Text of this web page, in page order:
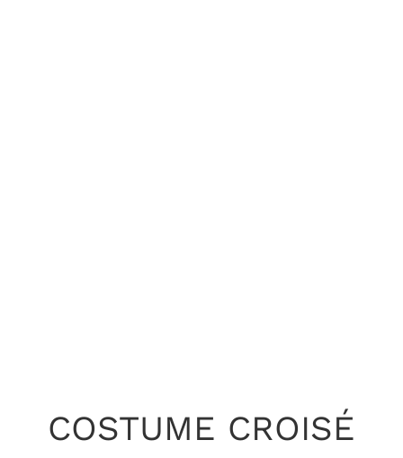
COSTUME CROISÉ